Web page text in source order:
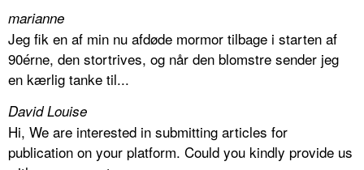
marianne
Jeg fik en af min nu afdøde mormor tilbage i starten af
90érne, den stortrives, og når den blomstre sender jeg
en kærlig tanke til...
David Louise
Hi, We are interested in submitting articles for
publication on your platform. Could you kindly provide us